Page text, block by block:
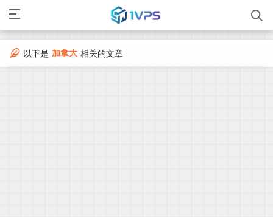
以下是 加拿大 相关的文章